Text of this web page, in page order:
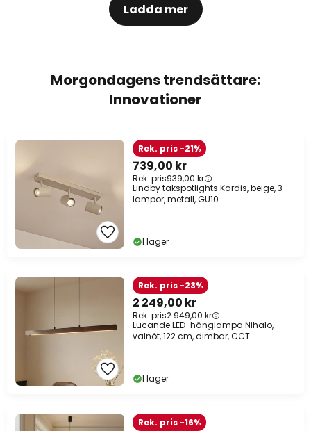
Ladda mer
Morgondagens trendsättare:
Innovationer
739,00 kr
Rek. pris939,00 kr
Rek. pris -21%
Lindby takspotlights Kardis, beige, 3
lampor, metall, GU10
I lager
2 249,00 kr
Rek. pris2 949,00 kr
Rek. pris -23%
Lucande LED-hänglampa Nihalo,
valnöt, 122 cm, dimbar, CCT
I lager
Rek. pris -16%